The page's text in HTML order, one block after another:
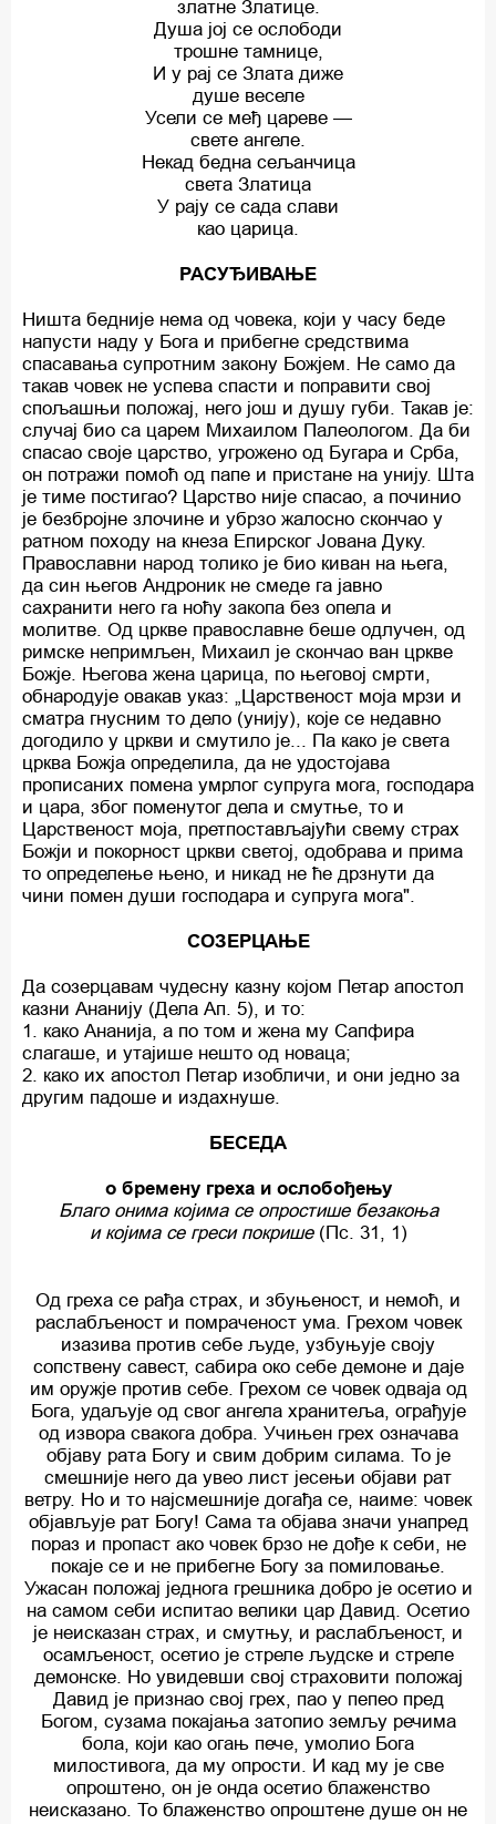
златне Златице.
Душа јој се ослободи
трошне тамнице,
И у рај се Злата диже
душе веселе
Усели се међ цареве —
свете ангеле.
Некад бедна сељанчица
света Златица
У рају се сада слави
као царица.
РАСУЂИВАЊЕ
Ништа бедније нема од човека, који у часу беде
напусти наду у Бога и прибегне средствима
спасавања супротним закону Божјем. Не само да
такав човек не успева спасти и поправити свој
спољашњи положај, него још и душу губи. Такав је:
случај био са царем Михаилом Палеологом. Да би
спасао своје царство, угрожено од Бугара и Срба,
он потражи помоћ од папе и пристане на унију. Шта
је тиме постигао? Царство није спасао, а починио
је безбројне злочине и убрзо жалосно скончао у
ратном походу на кнеза Епирског Јована Дуку.
Православни народ толико је био киван на њега,
да син његов Андроник не смеде га јавно
сахранити него га ноћу закопа без опела и
молитве. Од цркве православне беше одлучен, од
римске непримљен, Михаил је скончао ван цркве
Божје. Његова жена царица, по његовој смрти,
обнародује овакав указ: „Царственост моја мрзи и
сматра гнусним то дело (унију), које се недавно
догодило у цркви и смутило је... Па како је света
црква Божја определила, да не удостојава
прописаних помена умрлог супруга мога, господара
и цара, због поменутог дела и смутње, то и
Царственост моја, претпостављајући свему страх
Божји и покорност цркви светој, одобрава и прима
то определење њено, и никад не ће дрзнути да
чини помен души господара и супруга мога".
СОЗЕРЦАЊЕ
Да созерцавам чудесну казну којом Петар апостол
казни Ананију (Дела Ап. 5), и то:
1. како Ананија, а по том и жена му Сапфира
слагаше, и утајише нешто од новаца;
2. како их апостол Петар изобличи, и они једно за
другим падоше и издахнуше.
БЕСЕДА
о бремену греха и ослобођењу
Благо онима којима се опростише безакоња
и којима се греси покрише(Пс. 31, 1)
Од греха се рађа страх, и збуњеност, и немоћ, и
раслабљеност и помраченост ума. Грехом човек
изазива против себе људе, узбуњује своју
сопствену савест, сабира око себе демоне и даје
им оружје против себе. Грехом се човек одваја од
Бога, удаљује од свог ангела хранитеља, ограђује
од извора свакога добра. Учињен грех означава
објаву рата Богу и свим добрим силама. То је
смешније него да увео лист јесењи објави рат
ветру. Но и то најсмешније догађа се, наиме: човек
објављује рат Богу! Сама та објава значи унапред
пораз и пропаст ако човек брзо не дође к себи, не
покаје се и не прибегне Богу за помиловање.
Ужасан положај једнога грешника добро је осетио и
на самом себи испитао велики цар Давид. Осетио
је неисказан страх, и смутњу, и раслабљеност, и
осамљеност, осетио је стреле људске и стреле
демонске. Но увидевши свој страховити положај
Давид је признао свој грех, пао у пепео пред
Богом, сузама покајања затопио земљу речима
бола, који као огањ пече, умолио Бога
милостивога, да му опрости. И кад му је све
опроштено, он је онда осетио блаженство
неисказано. То блаженство опроштене душе он не